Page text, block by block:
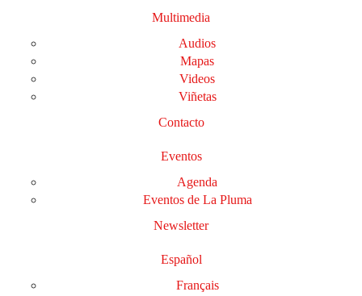
Multimedia
Audios
Mapas
Videos
Viñetas
Contacto
Eventos
Agenda
Eventos de La Pluma
Newsletter
Español
Français